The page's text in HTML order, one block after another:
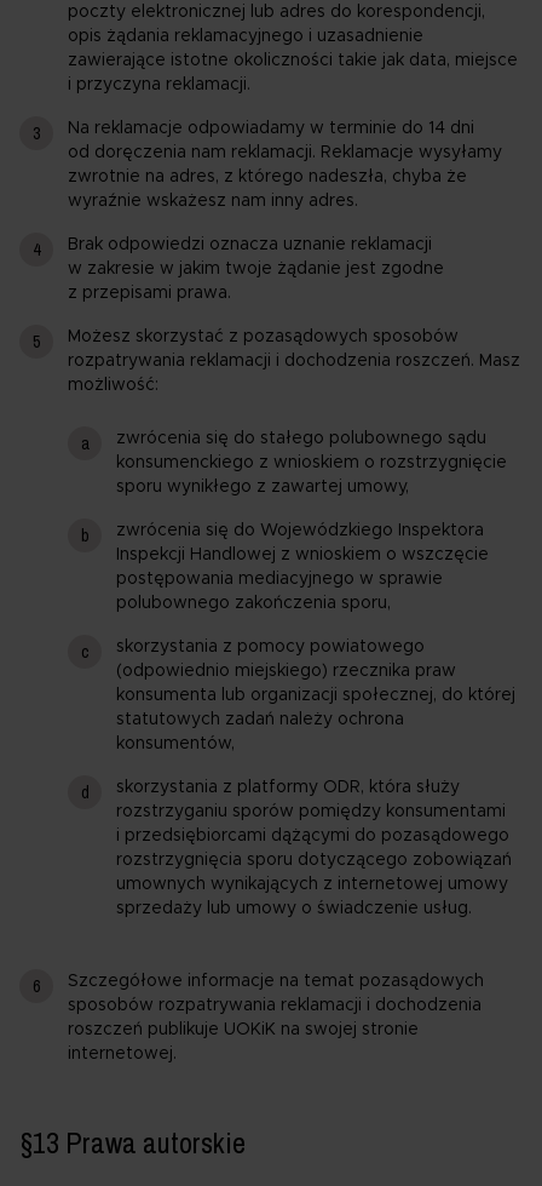
poczty elektronicznej lub adres do korespondencji,
opis żądania reklamacyjnego i uzasadnienie
zawierające istotne okoliczności takie jak data, miejsce
i przyczyna reklamacji.
Na reklamacje odpowiadamy w terminie do 14 dni
od doręczenia nam reklamacji. Reklamacje wysyłamy
zwrotnie na adres, z którego nadeszła, chyba że
wyraźnie wskażesz nam inny adres.
Brak odpowiedzi oznacza uznanie reklamacji
w zakresie w jakim twoje żądanie jest zgodne
z przepisami prawa.
Możesz skorzystać z pozasądowych sposobów
rozpatrywania reklamacji i dochodzenia roszczeń. Masz
możliwość:
zwrócenia się do stałego polubownego sądu
konsumenckiego z wnioskiem o rozstrzygnięcie
sporu wynikłego z zawartej umowy,
zwrócenia się do Wojewódzkiego Inspektora
Inspekcji Handlowej z wnioskiem o wszczęcie
postępowania mediacyjnego w sprawie
polubownego zakończenia sporu,
skorzystania z pomocy powiatowego
(odpowiednio miejskiego) rzecznika praw
konsumenta lub organizacji społecznej, do której
statutowych zadań należy ochrona
konsumentów,
skorzystania z platformy ODR, która służy
rozstrzyganiu sporów pomiędzy konsumentami
i przedsiębiorcami dążącymi do pozasądowego
rozstrzygnięcia sporu dotyczącego zobowiązań
umownych wynikających z internetowej umowy
sprzedaży lub umowy o świadczenie usług.
Szczegółowe informacje na temat pozasądowych
sposobów rozpatrywania reklamacji i dochodzenia
roszczeń publikuje UOKiK na swojej stronie
internetowej.
§13 Prawa autorskie